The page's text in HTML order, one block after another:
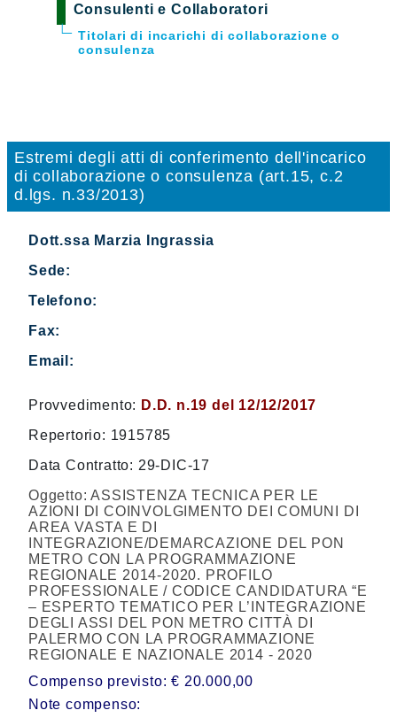
Consulenti e Collaboratori
Titolari di incarichi di collaborazione o
consulenza
Estremi degli atti di conferimento dell'incarico
di collaborazione o consulenza (art.15, c.2
d.lgs. n.33/2013)
Dott.ssa Marzia Ingrassia
Sede:
Telefono:
Fax:
Email:
Provvedimento: D.D. n.19 del 12/12/2017
Repertorio: 1915785
Data Contratto: 29-DIC-17
Oggetto:ASSISTENZA TECNICA PER LE
AZIONI DI COINVOLGIMENTO DEI COMUNI DI
AREA VASTA E DI
INTEGRAZIONE/DEMARCAZIONE DEL PON
METRO CON LA PROGRAMMAZIONE
REGIONALE 2014-2020. PROFILO
PROFESSIONALE / CODICE CANDIDATURA “E
– ESPERTO TEMATICO PER L’INTEGRAZIONE
DEGLI ASSI DEL PON METRO CITTÀ DI
PALERMO CON LA PROGRAMMAZIONE
REGIONALE E NAZIONALE 2014 - 2020
Compenso previsto: € 20.000,00
Note compenso: